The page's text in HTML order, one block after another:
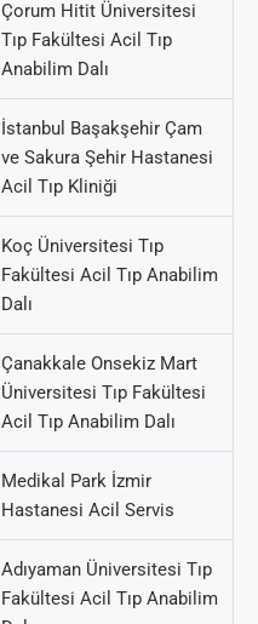
Çorum Hitit Üniversitesi
Tıp Fakültesi Acil Tıp
Anabilim Dalı
İstanbul Başakşehir Çam
ve Sakura Şehir Hastanesi
Acil Tıp Kliniği
Koç Üniversitesi Tıp
Fakültesi Acil Tıp Anabilim
Dalı
Çanakkale Onsekiz Mart
Üniversitesi Tıp Fakültesi
Acil Tıp Anabilim Dalı
Medikal Park İzmir
Hastanesi Acil Servis
Adıyaman Üniversitesi Tıp
Fakültesi Acil Tıp Anabilim